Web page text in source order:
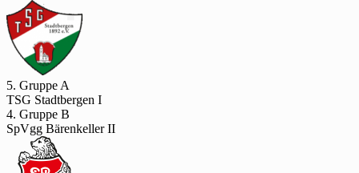
5. Gruppe A
TSG Stadtbergen I
4. Gruppe B
SpVgg Bärenkeller II